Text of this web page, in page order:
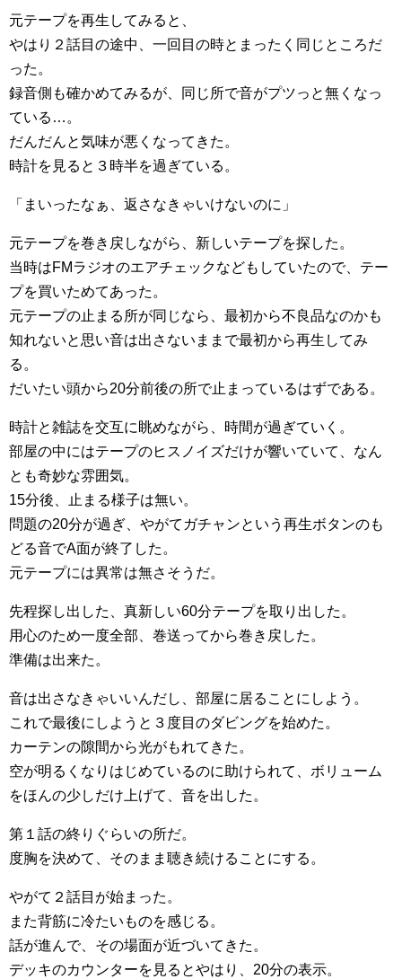
元テープを再生してみると、
やはり２話目の途中、一回目の時とまったく同じところだ
った。
録音側も確かめてみるが、同じ所で音がプツっと無くなっ
ている…。
だんだんと気味が悪くなってきた。
時計を見ると３時半を過ぎている。
「まいったなぁ、返さなきゃいけないのに」
元テープを巻き戻しながら、新しいテープを探した。
当時はFMラジオのエアチェックなどもしていたので、テー
プを買いためてあった。
元テープの止まる所が同じなら、最初から不良品なのかも
知れないと思い音は出さないままで最初から再生してみ
る。
だいたい頭から20分前後の所で止まっているはずである。
時計と雑誌を交互に眺めながら、時間が過ぎていく。
部屋の中にはテープのヒスノイズだけが響いていて、なん
とも奇妙な雰囲気。
15分後、止まる様子は無い。
問題の20分が過ぎ、やがてガチャンという再生ボタンのも
どる音でA面が終了した。
元テープには異常は無さそうだ。
先程探し出した、真新しい60分テープを取り出した。
用心のため一度全部、巻送ってから巻き戻した。
準備は出来た。
音は出さなきゃいいんだし、部屋に居ることにしよう。
これで最後にしようと３度目のダビングを始めた。
カーテンの隙間から光がもれてきた。
空が明るくなりはじめているのに助けられて、ボリューム
をほんの少しだけ上げて、音を出した。
第１話の終りぐらいの所だ。
度胸を決めて、そのまま聴き続けることにする。
やがて２話目が始まった。
また背筋に冷たいものを感じる。
話が進んで、その場面が近づいてきた。
デッキのカウンターを見るとやはり、20分の表示。